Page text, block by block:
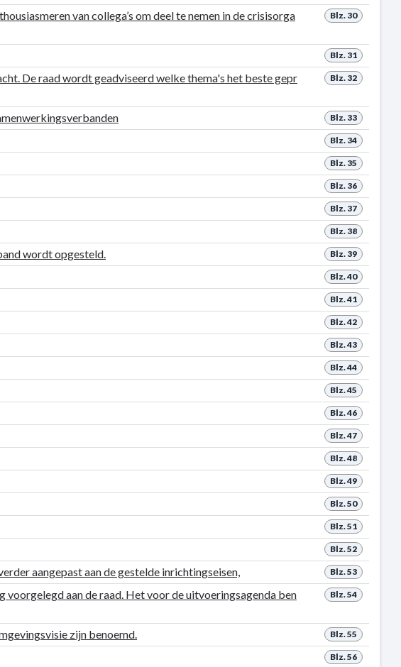
Blz. 30
van collega’s om deel te nemen in de crisisorga
Blz. 31
Blz. 32
De raad wordt geadviseerd welke thema's het beste gepr
Blz. 33
Blz. 34
Blz. 35
Blz. 36
Blz. 37
Blz. 38
Blz. 39
wordt opgesteld.
Blz. 40
Blz. 41
Blz. 42
Blz. 43
Blz. 44
Blz. 45
Blz. 46
Blz. 47
Blz. 48
Blz. 49
Blz. 50
Blz. 51
Blz. 52
Blz. 53
aangepast aan de gestelde inrichtingseisen,
Blz. 54
aan de raad. Het voor de uitvoeringsagenda ben
Blz. 55
zijn benoemd.
Blz. 56